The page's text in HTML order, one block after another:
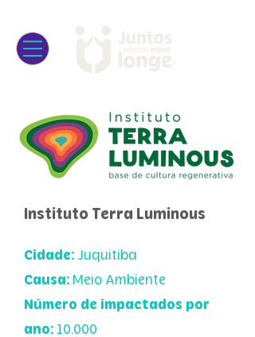
Instituto Terra Luminous
Cidade: Juquitiba
Causa: Meio Ambiente
Número de impactados por
ano: 10.000